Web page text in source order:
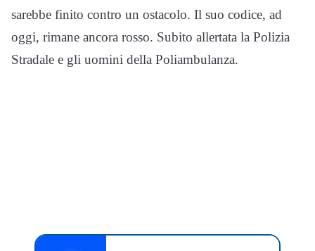
sarebbe finito contro un ostacolo. Il suo codice, ad
oggi, rimane ancora rosso. Subito allertata la Polizia
Stradale e gli uomini della Poliambulanza.